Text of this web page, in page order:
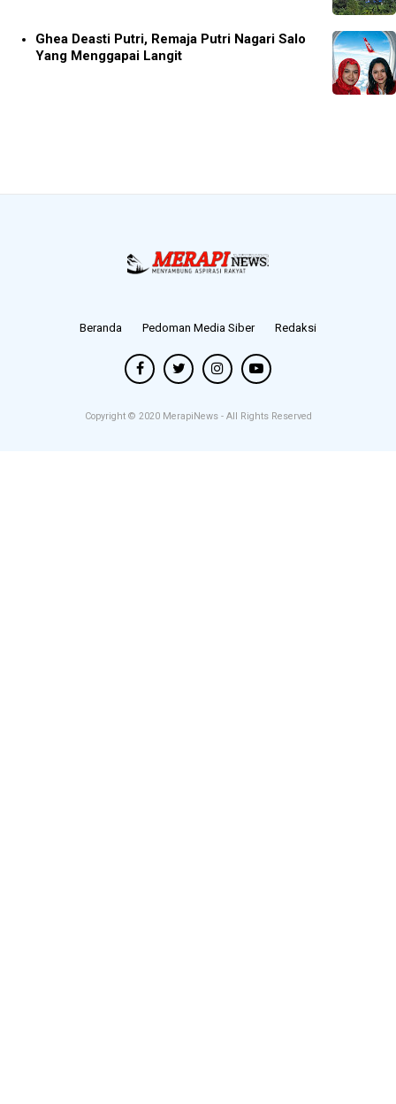
Ghea Deasti Putri, Remaja Putri Nagari Salo
Yang Menggapai Langit
Beranda Pedoman Media Siber Redaksi
Copyright © 2020 MerapiNews - All Rights Reserved